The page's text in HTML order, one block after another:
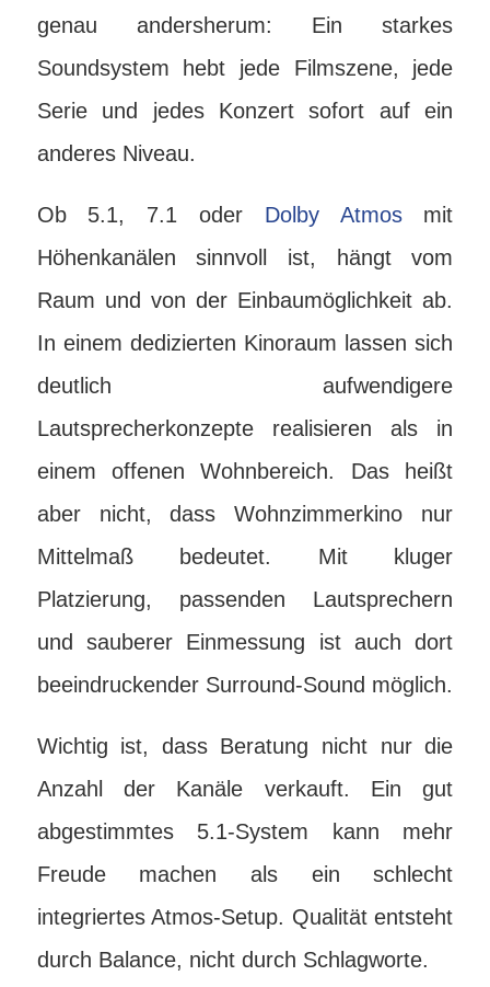
genau andersherum: Ein starkes
Soundsystem hebt jede Filmszene, jede
Serie und jedes Konzert sofort auf ein
anderes Niveau.
Ob 5.1, 7.1 oder Dolby Atmosmit
Höhenkanälen sinnvoll ist, hängt vom
Raum und von der Einbaumöglichkeit ab.
In einem dedizierten Kinoraum lassen sich
deutlich aufwendigere
Lautsprecherkonzepte realisieren als in
einem offenen Wohnbereich. Das heißt
aber nicht, dass Wohnzimmerkino nur
Mittelmaß bedeutet. Mit kluger
Platzierung, passenden Lautsprechern
und sauberer Einmessung ist auch dort
beeindruckender Surround-Sound möglich.
Wichtig ist, dass Beratung nicht nur die
Anzahl der Kanäle verkauft. Ein gut
abgestimmtes 5.1-System kann mehr
Freude machen als ein schlecht
integriertes Atmos-Setup. Qualität entsteht
durch Balance, nicht durch Schlagworte.